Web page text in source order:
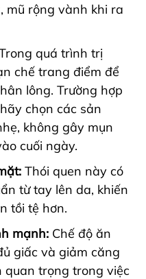
mũ rộng vành khi ra
quá trình trị
chế trang điểm để
lông. Trường hợp
chọn các sản
không gây mụn
cuối ngày.
Thói quen này có
từ tay lên da, khiến
tồi tệ hơn.
mạnh: Chế độ ăn
giấc và giảm căng
trọng trong việc